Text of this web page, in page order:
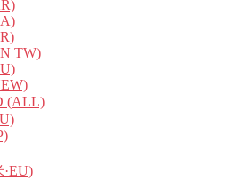
TW)
(ALL)
·EU)